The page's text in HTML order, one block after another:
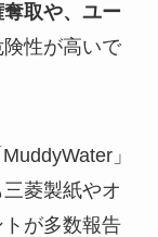
取や、ユー
性が高いで
」
菱製紙やオ
が多数報告